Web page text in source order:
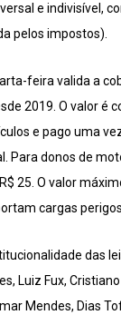
e indivisível,
pelos impostos).
feira valida a
2019. O valor é
e pago uma
Para donos de
25. O valor
cargas
das
Luiz Fux,
Mendes, Dias